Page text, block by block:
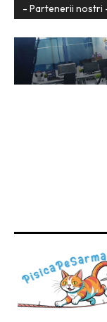
- Partenerii nostri